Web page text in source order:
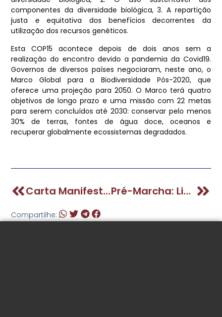
componentes da diversidade biológica, 3. A repartição
justa e equitativa dos benefícios decorrentes da
utilização dos recursos genéticos.
Esta COP15 acontece depois de dois anos sem a
realização do encontro devido a pandemia da Covid19.
Governos de diversos países negociaram, neste ano, o
Marco Global para a Biodiversidade Pós-2020, que
oferece uma projeção para 2050. O Marco terá quatro
objetivos de longo prazo e uma missão com 22 metas
para serem concluídos até 2030: conservar pelo menos
30% de terras, fontes de água doce, oceanos e
recuperar globalmente ecossistemas degradados.
Carta Manifesto Do I Seminário Das Originárias Da Terra Pré-Marcha: Lideranças Promovem Encontro, Em Brasília, Para Organizar Principal Mobilização Das Mulheres Indígenas Do Brasil
Compartilhe: